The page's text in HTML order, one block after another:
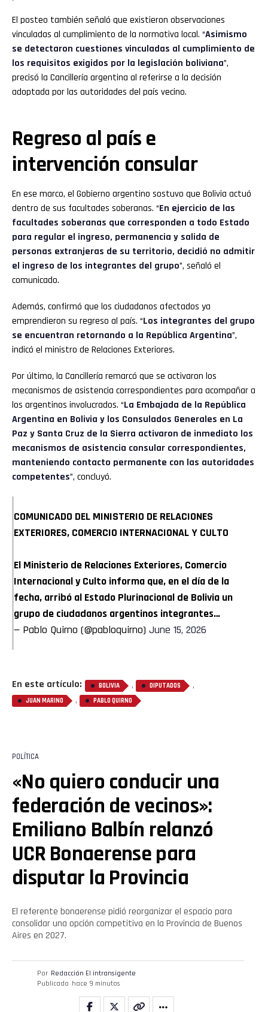
El posteo también señaló que existieron observaciones
vinculadas al cumplimiento de la normativa local. “Asimismo
se detectaron cuestiones vinculadas al cumplimiento de
los requisitos exigidos por la legislación boliviana”,
precisó la Cancillería argentina al referirse a la decisión
adoptada por las autoridades del país vecino.
Regreso al país e
intervención consular
En ese marco, el Gobierno argentino sostuvo que Bolivia actuó
dentro de sus facultades soberanas. “En ejercicio de las
facultades soberanas que corresponden a todo Estado
para regular el ingreso, permanencia y salida de
personas extranjeras de su territorio, decidió no admitir
el ingreso de los integrantes del grupo”, señaló el
comunicado.
Además, confirmó que los ciudadanos afectados ya
emprendieron su regreso al país. “Los integrantes del grupo
se encuentran retornando a la República Argentina”,
indicó el ministro de Relaciones Exteriores.
Por último, la Cancillería remarcó que se activaron los
mecanismos de asistencia correspondientes para acompañar a
los argentinos involucrados. “La Embajada de la República
Argentina en Bolivia y los Consulados Generales en La
Paz y Santa Cruz de la Sierra activaron de inmediato los
mecanismos de asistencia consular correspondientes,
manteniendo contacto permanente con las autoridades
competentes”, concluyó.
COMUNICADO DEL MINISTERIO DE RELACIONES
EXTERIORES, COMERCIO INTERNACIONAL Y CULTO
El Ministerio de Relaciones Exteriores, Comercio
Internacional y Culto informa que, en el día de la
fecha, arribó al Estado Plurinacional de Bolivia un
grupo de ciudadanos argentinos integrantes…
— Pablo Quirno (@pabloquirno) June 15, 2026
En este artículo: BOLIVIA , DIPUTADOS ,
JUAN MARINO , PABLO QUIRNO
POLÍTICA
«No quiero conducir una
federación de vecinos»:
Emiliano Balbín relanzó
UCR Bonaerense para
disputar la Provincia
El referente bonaerense pidió reorganizar el espacio para
consolidar una opción competitiva en la Provincia de Buenos
Aires en 2027.
Por Redacción El intransigente
Publicado hace 9 minutos
Flipboard
Pinterest
Whatsapp
Email